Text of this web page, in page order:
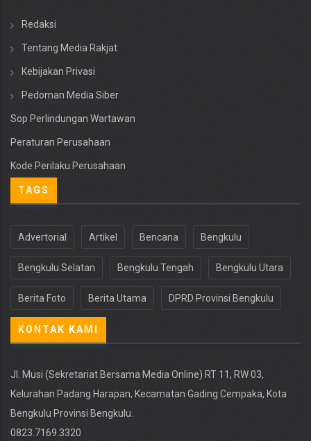
Redaksi
Tentang Media Rakjat
Kebijakan Privasi
Pedoman Media Siber
Sop Perlindungan Wartawan
Peraturan Perusahaan
Kode Perilaku Perusahaan
TAGS
Advertorial Artikel Bencana Bengkulu
Bengkulu Selatan Bengkulu Tengah Bengkulu Utara
Berita Foto Berita Utama DPRD Provinsi Bengkulu
KONTAK KAMI
Jl. Musi (Sekretariat Bersama Media Online) RT 11, RW 03,
Kelurahan Padang Harapan, Kecamatan Gading Cempaka, Kota
Bengkulu Provinsi Bengkulu.
0823.7169.3320